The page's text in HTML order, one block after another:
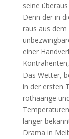
seine
Denn der in
raus aus
einer
Das Wetter,
in der ersten
rothaarige
länger
Drama in